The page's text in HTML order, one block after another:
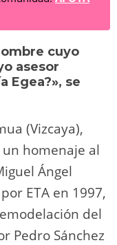
y
Li
n
p
ar
tir
cuyo
asesor
Egea?», se
(Vizcaya),
homenaje al
Ángel
ETA en 1997,
del
Pedro Sánchez